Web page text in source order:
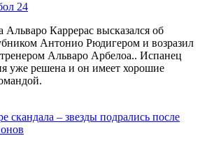
24
Каррерас высказался об
Антонио Рюдигером и возразил
Альваро Арбелоа.. Испанец
уже решена и он имеет хорошие
скандала – звезды подрались после